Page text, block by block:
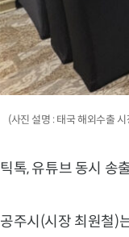
(사진 설명 : 태국 해외수출
틱톡, 유튜브 동시 송
공주시(시장 최원철)